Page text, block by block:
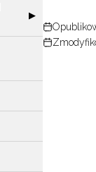
Rozwiń sekcję
▶